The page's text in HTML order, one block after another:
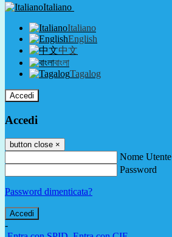
Italiano
Italiano
English
中文
বাংলা
Tagalog
Accedi
Accedi
button close ×
Nome Utente
Password
Password dimenticata?
-